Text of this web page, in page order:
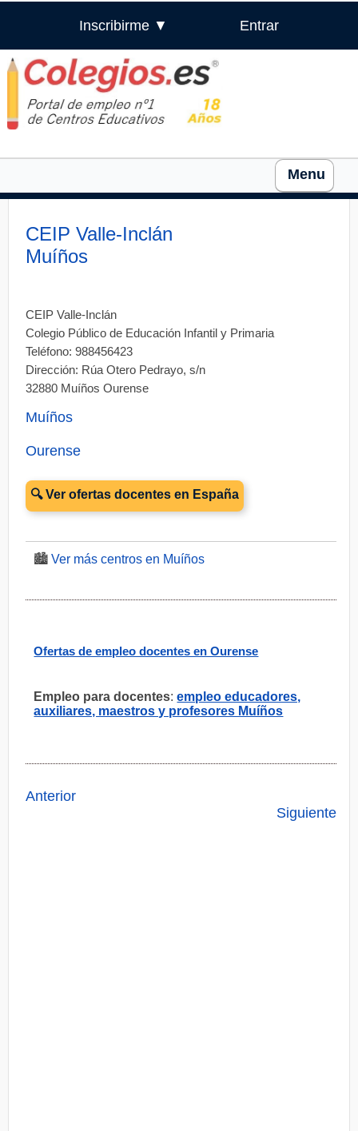
Inscribirme ▼ Entrar
Menu
CEIP Valle-Inclán
Muíños
CEIP Valle-Inclán
Colegio Público de Educación Infantil y Primaria
Teléfono: 988456423
Dirección: Rúa Otero Pedrayo, s/n
32880 Muíños Ourense
Muíños
Ourense
🔍 Ver ofertas docentes en España
🏙️Ver más centros en Muíños
Ofertas de empleo docentes en Ourense
Empleo para docentes:empleo educadores,
auxiliares, maestros y profesores Muíños
Anterior
Siguiente